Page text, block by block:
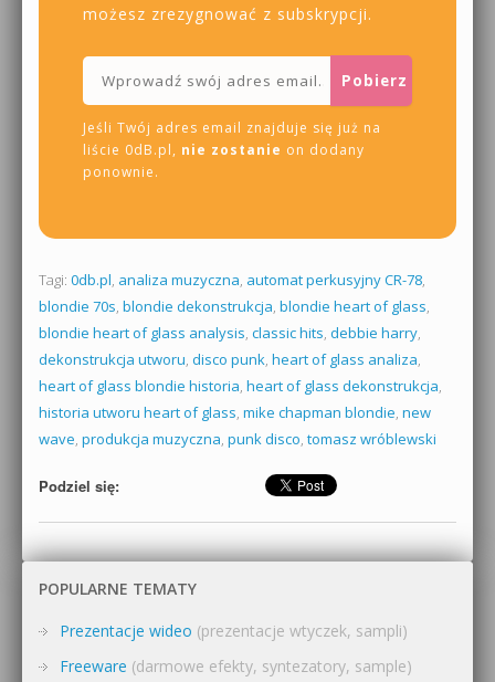
możesz zrezygnować z subskrypcji.
Jeśli Twój adres email znajduje się już na
liście 0dB.pl, nie zostanie on dodany
ponownie.
Tagi: 0db.pl, analiza muzyczna, automat perkusyjny CR-78,
blondie 70s, blondie dekonstrukcja, blondie heart of glass,
blondie heart of glass analysis, classic hits, debbie harry,
dekonstrukcja utworu, disco punk, heart of glass analiza,
heart of glass blondie historia, heart of glass dekonstrukcja,
historia utworu heart of glass, mike chapman blondie, new
wave, produkcja muzyczna, punk disco, tomasz wróblewski
Podziel się:
POPULARNE TEMATY
Prezentacje wideo (prezentacje wtyczek, sampli)
Freeware (darmowe efekty, syntezatory, sample)